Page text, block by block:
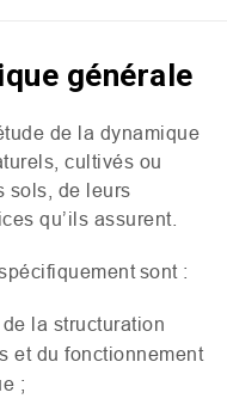
générale
de la dynamique
cultivés ou
sols, de leurs
qu’ils assurent.
sont :
la structuration
et du fonctionnement
;